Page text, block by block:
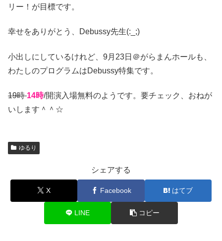
リー！が目標です。
幸せをありがとう、Debussy先生(:_;)
小出しにしているけれど、9月23日＠がらまんホールも、
わたしのプログラムはDebussy特集です。
19時14時/開演入場無料のようです。要チェック、おねが
いします＾＾☆
ゆるり
シェアする
X Facebook はてブ
LINE コピー